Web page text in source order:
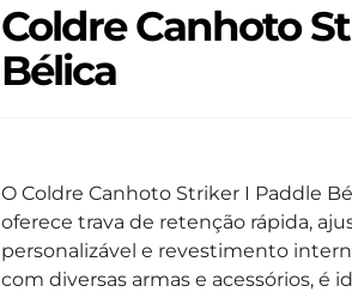
Coldre Canhoto
Bélica
O Coldre Canhoto Striker I Paddle
oferece trava de retenção rápida,
personalizável e revestimento
com diversas armas e acessórios, é